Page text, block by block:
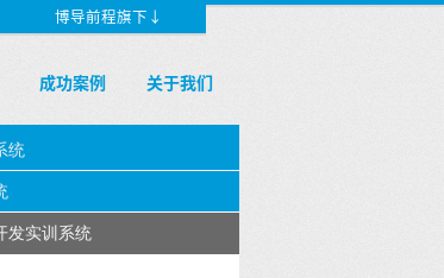
博导前程旗下↓
成功案例 关于我们